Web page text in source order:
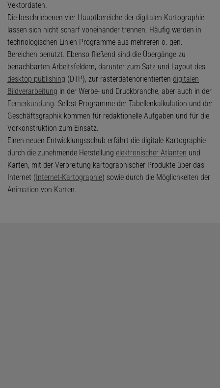
Vektordaten.
Die beschriebenen vier Hauptbereiche der digitalen Kartographie
lassen sich nicht scharf voneinander trennen. Häufig werden in
technologischen Linien Programme aus mehreren o. gen.
Bereichen benutzt. Ebenso fließend sind die Übergänge zu
benachbarten Arbeitsfeldern, darunter zum Satz und Layout des
desktop-publishing (DTP), zur rasterdatenorientierten digitalen
Bildverarbeitung in der Werbe- und Druckbranche, aber auch in der
Fernerkundung. Selbst Programme der Tabellenkalkulation und der
Geschäftsgraphik kommen für redaktionelle Aufgaben und für die
Vorkonstruktion zum Einsatz.
Einen neuen Entwicklungsschub erfährt die digitale Kartographie
durch die zunehmende Herstellung elektronischer Atlanten und
Karten, mit der Verbreitung kartographischer Produkte über das
Internet (Internet-Kartographie) sowie durch die Möglichkeiten der
Animation von Karten.